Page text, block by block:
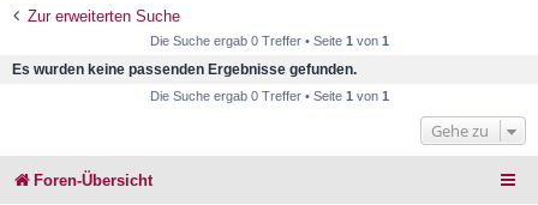
Zur erweiterten Suche
Die Suche ergab 0 Treffer • Seite 1 von 1
Es wurden keine passenden Ergebnisse gefunden.
Die Suche ergab 0 Treffer • Seite 1 von 1
Gehe zu
Foren-Übersicht